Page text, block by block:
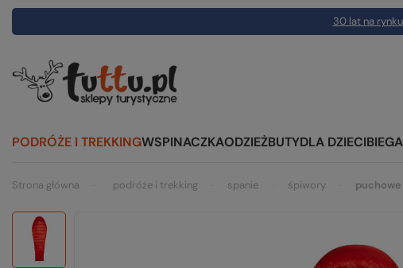
30 lat na
PODRÓŻE I TREKKINGWSPINACZKAODZIEŻBUTYDLA DZIECI
Strona główna podróże i trekking spanie śpiwory puchowe